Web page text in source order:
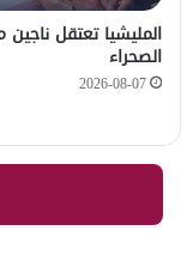
المليشيا تعتقل
الصحراء
2026-08-07